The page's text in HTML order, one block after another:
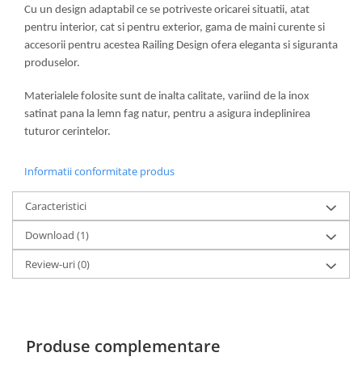
Cu un design adaptabil ce se potriveste oricarei situatii, atat
pentru interior, cat si pentru exterior, gama de maini curente si
accesorii pentru acestea Railing Design ofera eleganta si siguranta
produselor.
Materialele folosite sunt de inalta calitate, variind de la inox
satinat pana la lemn fag natur, pentru a asigura indeplinirea
tuturor cerintelor.
Informatii conformitate produs
Caracteristici
Download (1)
Review-uri(0)
Produse complementare